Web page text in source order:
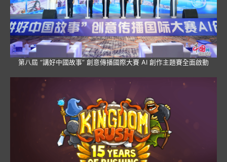
第八屆 “講好中國故事” 創意傳播國際大賽 AI 創作主題賽全面啟動